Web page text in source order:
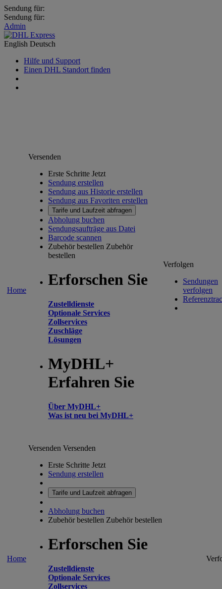
Sendung für:
Sendung für:
Admin
English Deutsch
Hilfe und Support
Einen DHL Standort finden
Home
Versenden
Erste Schritte Jetzt
Sendung erstellen
Sendung aus Historie erstellen
Sendung aus Favoriten erstellen
Tarife und Laufzeit abfragen
Abholung buchen
Sendungsaufträge aus Datei
Barcode scannen
Zubehör bestellen Zubehör
bestellen
Erforschen Sie
Zustelldienste
Optionale Services
Zollservices
Zuschläge
Lösungen
MyDHL+
Erfahren Sie
Über MyDHL+
Was ist neu bei MyDHL+
Verfolgen
Sendungen
verfolgen
Home
Versenden Versenden
Erste Schritte Jetzt
Sendung erstellen
Tarife und Laufzeit abfragen
Abholung buchen
Zubehör bestellen Zubehör bestellen
Erforschen Sie
Zustelldienste
Optionale Services
Zollservices